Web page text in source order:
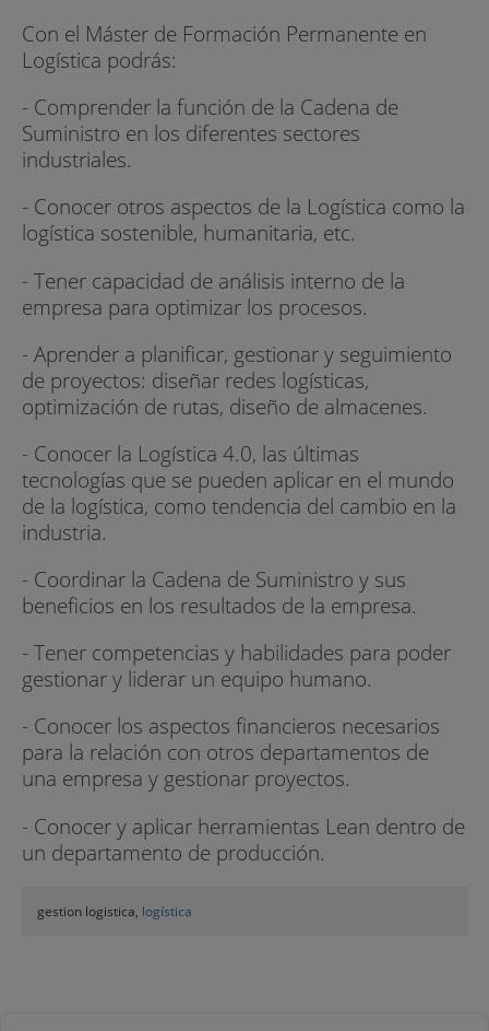
Con el Máster de Formación Permanente en
Logística podrás:
- Comprender la función de la Cadena de
Suministro en los diferentes sectores
industriales.
- Conocer otros aspectos de la Logística como la
logística sostenible, humanitaria, etc.
- Tener capacidad de análisis interno de la
empresa para optimizar los procesos.
- Aprender a planificar, gestionar y seguimiento
de proyectos: diseñar redes logísticas,
optimización de rutas, diseño de almacenes.
- Conocer la Logística 4.0, las últimas
tecnologías que se pueden aplicar en el mundo
de la logística, como tendencia del cambio en la
industria.
- Coordinar la Cadena de Suministro y sus
beneficios en los resultados de la empresa.
- Tener competencias y habilidades para poder
gestionar y liderar un equipo humano.
- Conocer los aspectos financieros necesarios
para la relación con otros departamentos de
una empresa y gestionar proyectos.
- Conocer y aplicar herramientas Lean dentro de
un departamento de producción.
gestion logistica, logística